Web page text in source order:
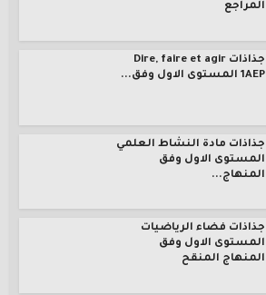
المراجع
جذاذات Dire, faire et agir
1AEP المستوى الاول وفق...
جذاذات مادة النشاط العلمي
المستوى الاول وفق
المنهاج...
جذاذات فضاء الرياضيات
المستوى الاول وفق
المنهاج المنقح